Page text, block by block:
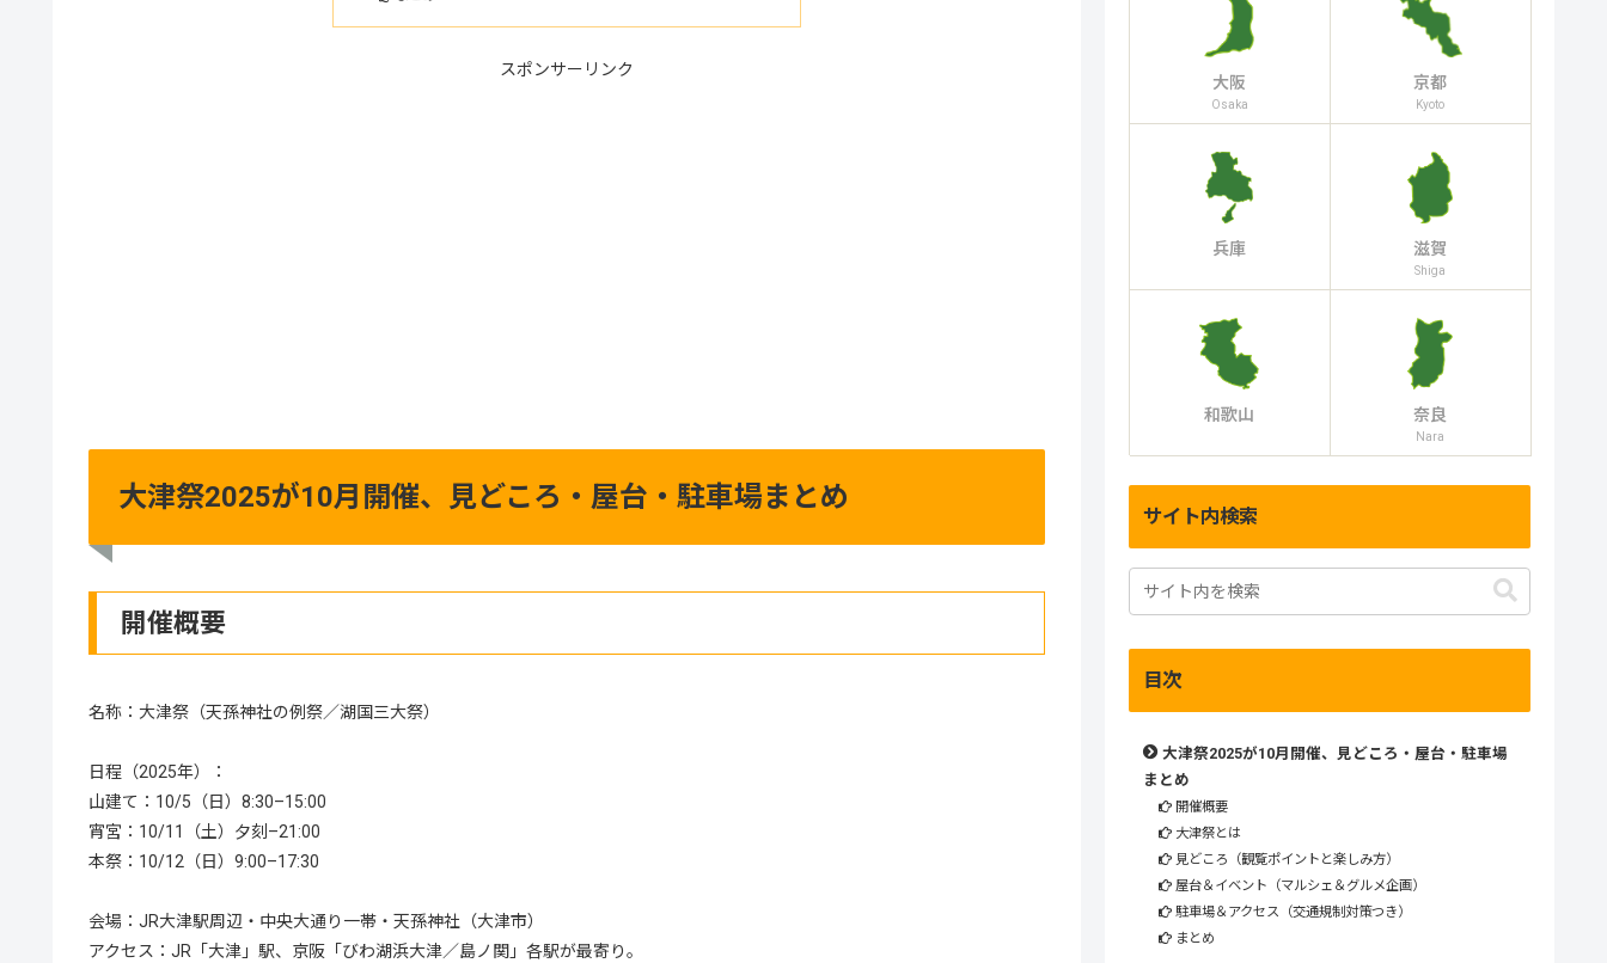
スポンサーリンク
大津祭2025が10月開催、見どころ・屋台・駐車場まとめ
開催概要
名称：大津祭（天孫神社の例祭／湖国三大祭）
日程（2025年）：
山建て：10/5（日）8:30–15:00
宵宮：10/11（土）夕刻–21:00
本祭：10/12（日）9:00–17:30
会場：JR大津駅周辺・中央大通り一帯・天孫神社（大津市）
アクセス：JR「大津」駅、京阪「びわ湖浜大津／島ノ関」各駅が最寄り。
大阪
Osaka
京都
Kyoto
兵庫 滋賀
Shiga
和歌山 奈良
Nara
サイト内検索
目次
大津祭2025が10月開催、見どころ・屋台・駐車場
まとめ
開催概要
大津祭とは
見どころ（観覧ポイントと楽しみ方）
屋台＆イベント（マルシェ＆グルメ企画）
駐車場＆アクセス（交通規制対策つき）
まとめ